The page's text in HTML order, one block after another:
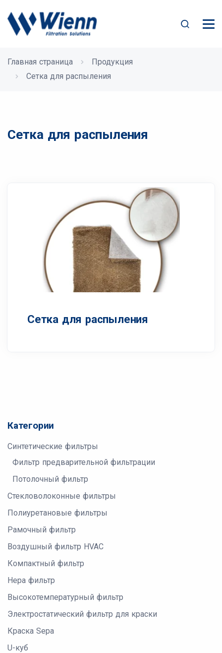
Главная страница
Продукция
Сетка для распыления
Сетка для распыления
Сетка для распыления
Категории
Синтетические фильтры
Фильтр предварительной фильтрации
Потолочный фильтр
Стекловолоконные фильтры
Полиуретановые фильтры
Рамочный фильтр
Воздушный фильтр HVAC
Компактный фильтр
Hepa фильтр
Высокотемпературный фильтр
Электростатический фильтр для краски
Краска Sepa
U-куб